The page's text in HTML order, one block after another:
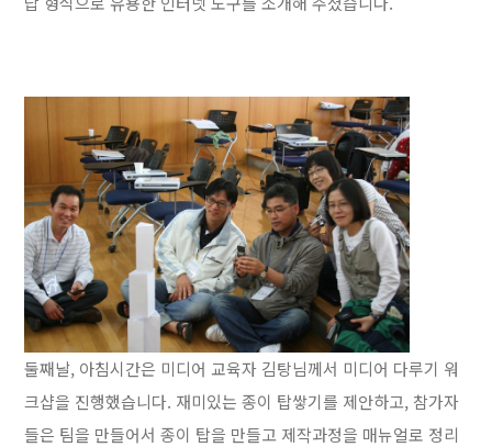
둘째날, 아침시간은 미디어 교육자 김탕님께서 미디어 다루기 워
크샵을 진행했습니다. 재미있는 종이 탑쌓기를 제안하고, 참가자
들은 팀을 만들어서 종이 탑을 만들고 제작과정을 매뉴얼로 정리